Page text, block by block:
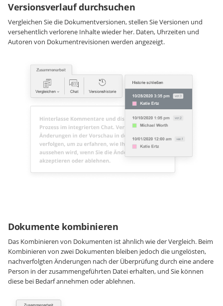
Versionsverlauf durchsuchen
Vergleichen Sie die Dokumentversionen, stellen Sie Versionen und
versehentlich verlorene Inhalte wieder her. Daten, Uhrzeiten und
Autoren von Dokumentrevisionen werden angezeigt.
Dokumente kombinieren
Das Kombinieren von Dokumenten ist ähnlich wie der Vergleich. Beim
Kombinieren von zwei Dokumenten bleiben jedoch die ungelösten,
nachverfolgten Änderungen nach der Überprüfung durch eine andere
Person in der zusammengeführten Datei erhalten, und Sie können
diese bei Bedarf annehmen oder ablehnen.